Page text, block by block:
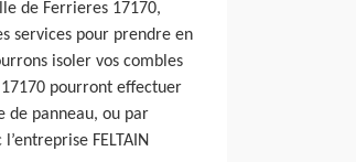
de Ferrieres 17170,
services pour prendre en
isoler vos combles
pourront effectuer
de panneau, ou par
FELTAIN